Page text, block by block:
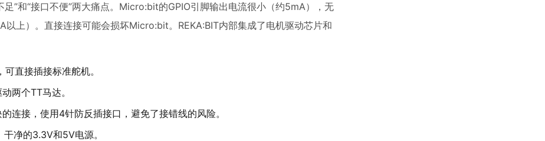
”和“接口不便”两大痛点。Micro:bit的GPIO引脚输出电流很小（约5mA），无
上）。直接连接可能会损坏Micro:bit。REKA:BIT内部集成了电机驱动芯片和
直接插接标准舵机。
两个TT马达。
连接，使用4针防反插接口，避免了接错线的风险。
净的3.3V和5V电源。